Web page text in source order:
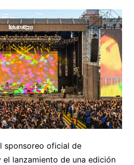
sponsoreo oficial de
el lanzamiento de una edición